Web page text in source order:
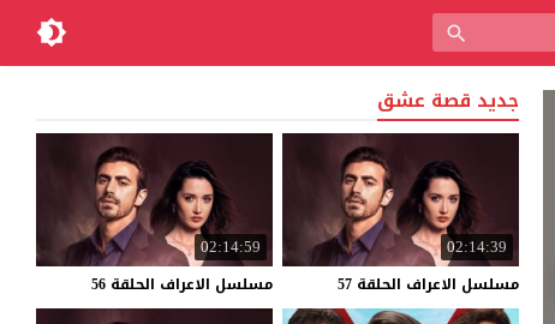
جديد قصة عشق
02:14:39
مسلسل الاعراف الحلقة 57
02:14:59
مسلسل الاعراف الحلقة 56